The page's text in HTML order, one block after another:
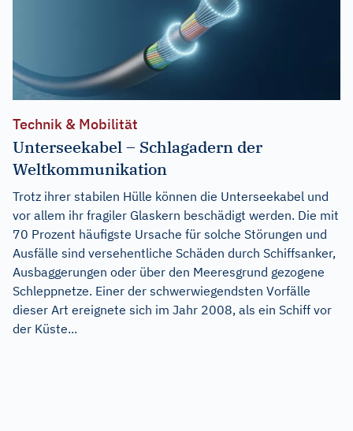
Technik & Mobilität
Unterseekabel – Schlagadern der
Weltkommunikation
Trotz ihrer stabilen Hülle können die Unterseekabel und
vor allem ihr fragiler Glaskern beschädigt werden. Die mit
70 Prozent häufigste Ursache für solche Störungen und
Ausfälle sind versehentliche Schäden durch Schiffsanker,
Ausbaggerungen oder über den Meeresgrund gezogene
Schleppnetze. Einer der schwerwiegendsten Vorfälle
dieser Art ereignete sich im Jahr 2008, als ein Schiff vor
der Küste...